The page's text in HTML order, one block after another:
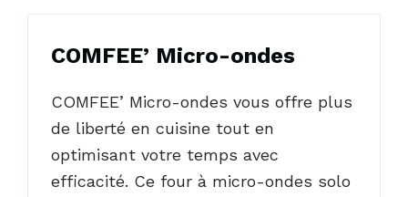
COMFEE’ Micro-ondes
COMFEE’ Micro-ondes vous offre plus
de liberté en cuisine tout en
optimisant votre temps avec
efficacité. Ce four à micro-ondes solo